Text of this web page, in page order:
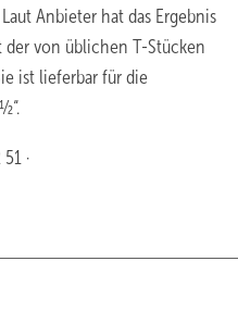
Anbieter hat das Ergebnis
der von üblichen T-Stücken
ist lieferbar für die
·